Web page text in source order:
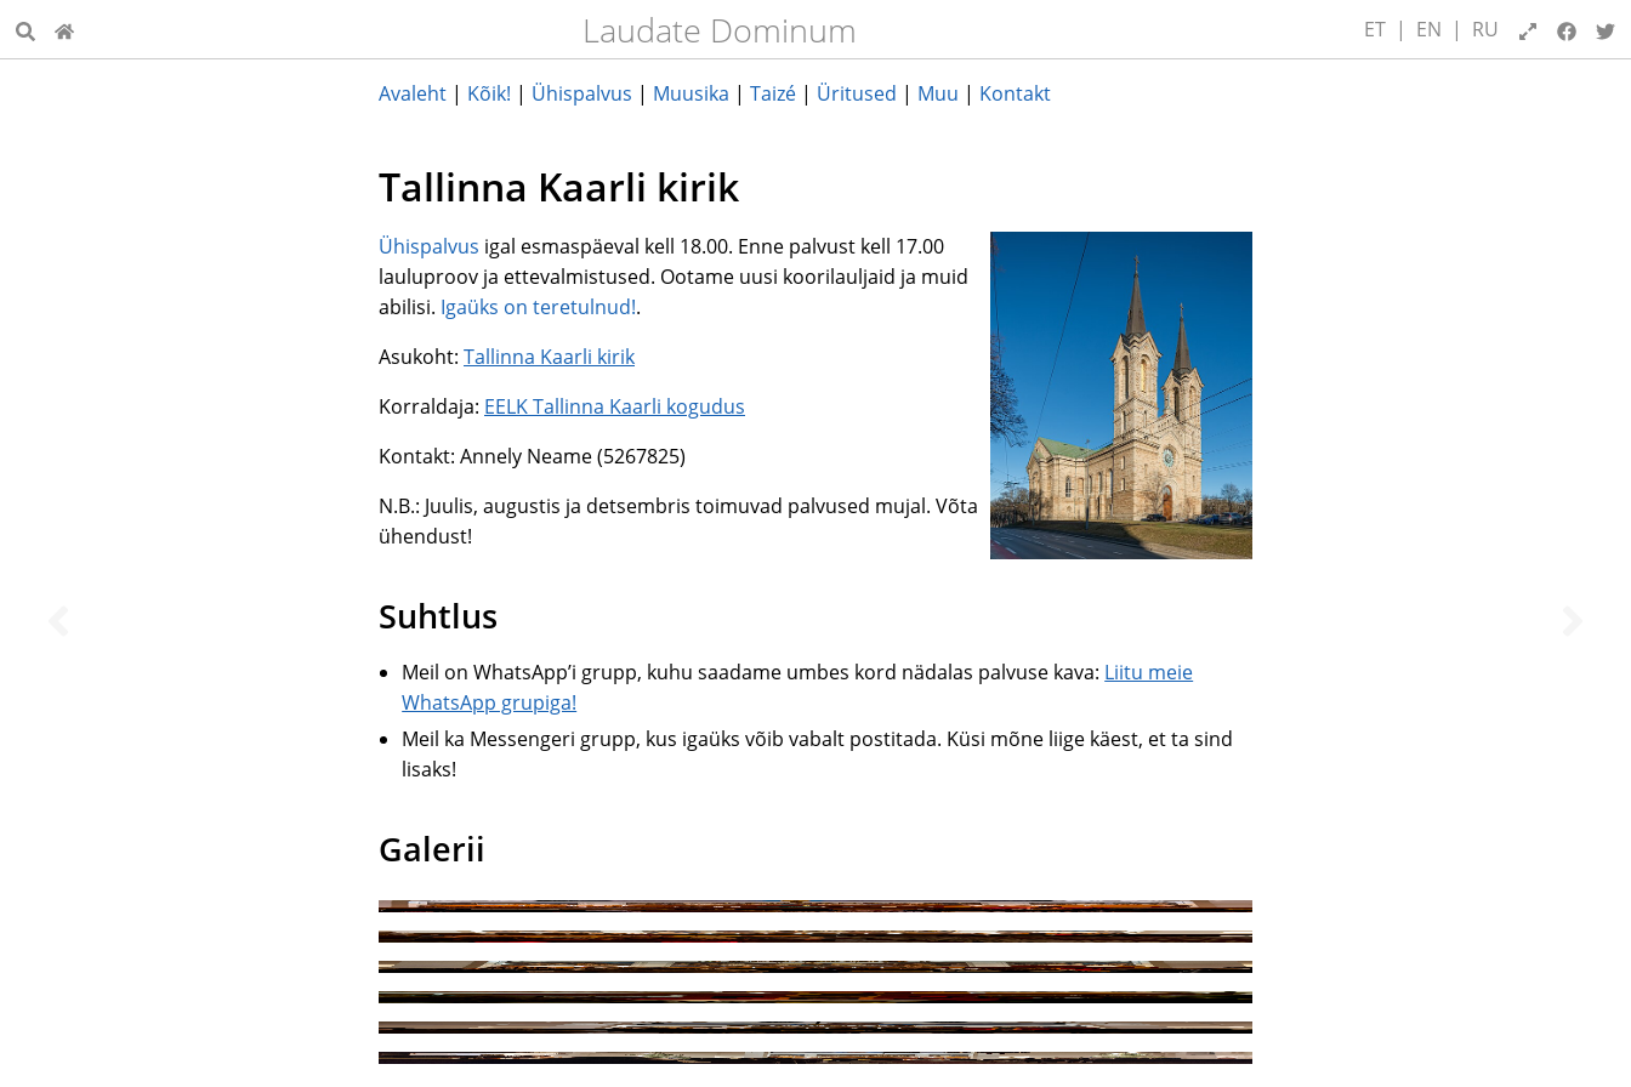
Laudate Dominum ET | EN | RU
Avaleht | Kõik! | Ühispalvus | Muusika | Taizé | Üritused | Muu | Kontakt
Tallinna Kaarli kirik
Ühispalvus igal esmaspäeval kell 18.00. Enne palvust kell 17.00
lauluproov ja ettevalmistused. Ootame uusi koorilauljaid ja muid
abilisi. Igaüks on teretulnud!.
Asukoht: Tallinna Kaarli kirik
Korraldaja: EELK Tallinna Kaarli kogudus
Kontakt: Annely Neame (5267825)
N.B.: Juulis, augustis ja detsembris toimuvad palvused mujal. Võta
ühendust!
Suhtlus
Meil on WhatsApp’i grupp, kuhu saadame umbes kord nädalas palvuse kava: Liitu meie
WhatsApp grupiga!
Meil ka Messengeri grupp, kus igaüks võib vabalt postitada. Küsi mõne liige käest, et ta sind
lisaks!
Galerii